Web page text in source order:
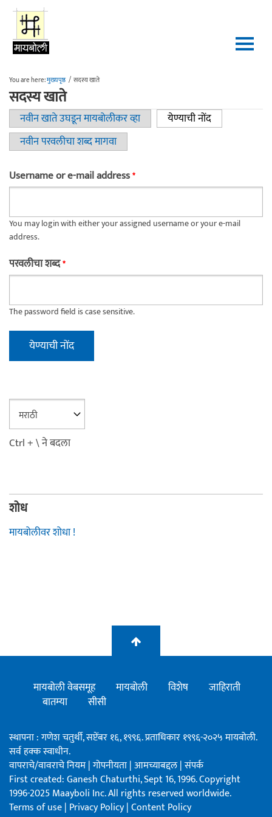
Skip to main content
You are here:मुख्यपृष्ठ / सदस्य खाते
सदस्य खाते
Primary tabs
नवीन खाते उघडून मायबोलीकर व्हा येण्याची नोंद(active tab)
नवीन परवलीचा शब्द मागवा
Username or e-mail address*
You may login with either your assigned username or your e-mail
address.
परवलीचा शब्द*
The password field is case sensitive.
Ctrl + \ ने बदला
शोध
मायबोलीवर शोधा !
मायबोली वेबसमूह मायबोली विशेष
जाहिराती
बातम्या
सीसी
स्थापना : गणेश चतुर्थी, सप्टेंबर १६, १९९६. प्रताधिकार १९९६-२०२५ मायबोली.
सर्व हक्क स्वाधीन.
वापराचे/वावराचे नियम|गोपनीयता|आमच्याबद्दल|संपर्क
First created: Ganesh Chaturthi, Sept 16, 1996. Copyright
1996-2025 Maayboli Inc. All rights reserved worldwide.
Terms of use| Privacy Policy|Content Policy